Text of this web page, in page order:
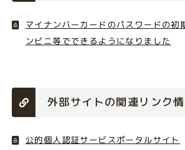
マイナンバーカードのパスワードの初
ンビニ等でできるようになりました
外部サイトの関連リンク
公的個人認証サービスポータルサイト